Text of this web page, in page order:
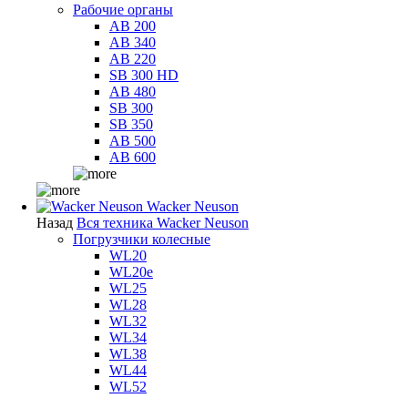
Рабочие органы
AB 200
AB 340
AB 220
SB 300 HD
AB 480
SB 300
SB 350
AB 500
AB 600
Wacker Neuson
Назад Вся техника Wacker Neuson
Погрузчики колесные
WL20
WL20e
WL25
WL28
WL32
WL34
WL38
WL44
WL52